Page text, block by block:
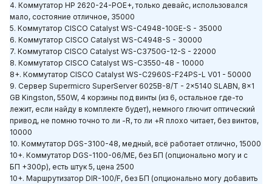
4. Коммутатор HP 2620-24-POE+, только девайс, использовался
мало, состояние отличное, 35000
5. Коммутатор CISCO Catalyst WS-C4948-10GE-S - 35000
6. Коммутатор CISCO Catalyst WS-C4948-S - 30000
7. Коммутатор CISCO Catalyst WS-C3750G-12-S - 22000
8. Коммутатор CISCO Catalyst WS-C3550-48 - 10000
8+. Коммутатор CISCO Catalyst WS-C2960S-F24PS-L V01 - 50000
9. Сервер Supermicro SuperServer 6025B-8/T - 2x5140 SLABN, 8x1
GB Kingston, 550W, 4 корзины под винты (из 6, остальное где-то
лежит, если найду в комплекте будет), немного глючит оптический
привод, не помню точно то ли -R, то ли +R плохо читает, без винтов,
10000
10. Коммутатор DGS-3100-48, медный, всё работает отлично, 15000
10+. Коммутатор DGS-1100-06/ME, без БП (опционально могу и с
БП +300р), есть штук 5, цена 2500
10+. Маршрутизатор DIR-100/F, без БП (опционально могу добавить